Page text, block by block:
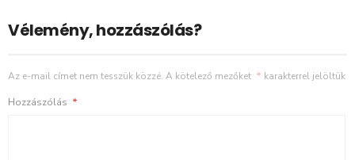
Vélemény, hozzászólás?
Az e-mail címet nem tesszük közzé. A kötelező mezőket * karakterrel jelöltük
Hozzászólás *